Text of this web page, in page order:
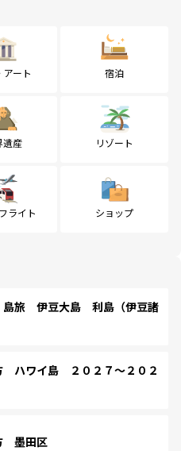
アート 宿泊
遺産 リゾート
ライト ショップ
旅 伊豆大島 利島（伊豆諸
ハワイ島 ２０２７～２０２
墨田区